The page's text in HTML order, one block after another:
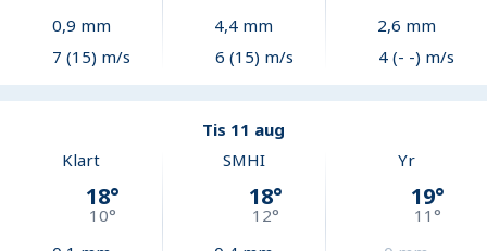
0,9 mm
7 (15) m/s
4,4 mm
6 (15) m/s
2,6 mm
4 (- -) m/s
Tis 11 aug
Klart
18°
10°
SMHI
18°
12°
Yr
19°
11°